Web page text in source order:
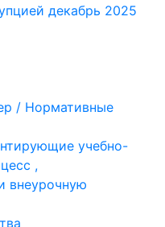
декабрь 2025
/ Нормативные
учебно-
,
внеурочную